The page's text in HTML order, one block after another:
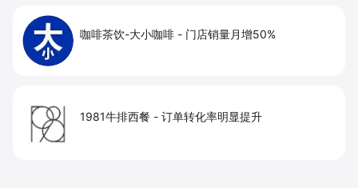
咖啡茶饮-大小咖啡 - 门店销量月增50%
1981牛排西餐 - 订单转化率明显提升